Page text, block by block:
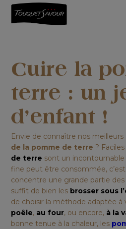
Cuire la
terre : un
d’enfant !
Envie de connaître nos meilleurs
de la pomme de terre ?
de terre sont un
fine peut être consommée, c’est
concentre une grande partie
suffit de bien les brosser sous
de choisir la méthode adaptée à
poêle, au four, ou encore, à la
bonne tenue à la chaleur, les